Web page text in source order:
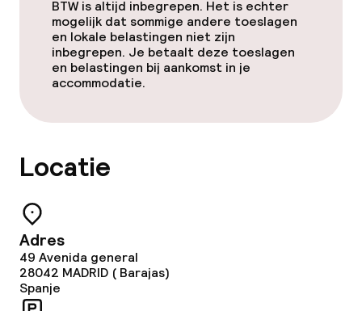
Schoonmaakvoorzieningen
Wasfaciliteiten (wasmachine)
Beleid
BTW is altijd inbegrepen. Het is echter
mogelijk dat sommige andere toeslagen
en lokale belastingen niet zijn
inbegrepen. Je betaalt deze toeslagen
en belastingen bij aankomst in je
accommodatie.
Locatie
Adres
49 Avenida general
28042 MADRID ( Barajas)
Spanje